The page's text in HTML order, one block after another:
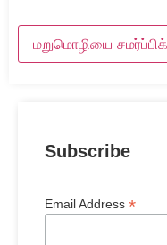
Subscribe
Email Address*